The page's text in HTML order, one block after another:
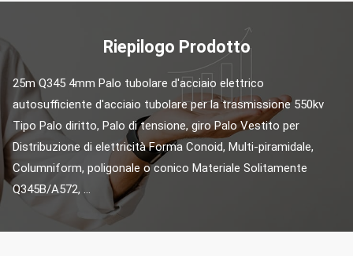
Riepilogo Prodotto
25m Q345 4mm Palo tubolare d'acciaio elettrico
autosufficiente d'acciaio tubolare per la trasmissione 550kv
Tipo Palo diritto, Palo di tensione, giro Palo Vestito per
Distribuzione di elettricità Forma Conoid, Multi-piramidale,
Columniform, poligonale o conico Materiale Solitamente
Q345B/A572, ...